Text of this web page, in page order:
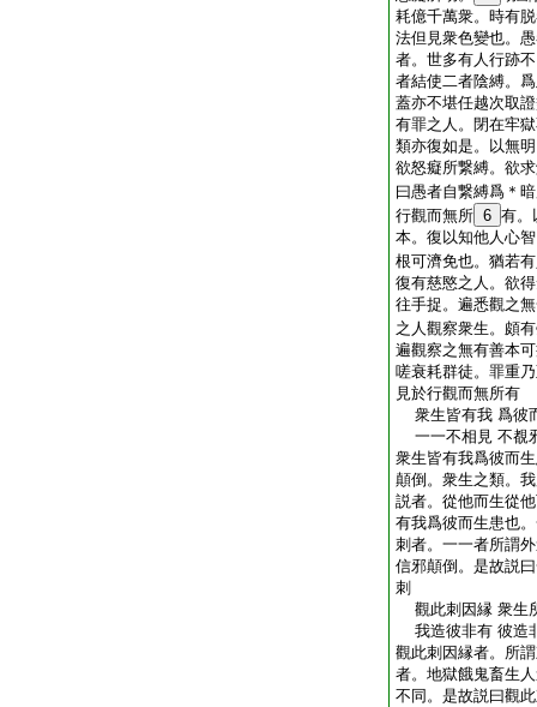
耗億千萬衆。時有
法但見衆色變也。
者。世多有人行跡
者結使二者陰縛。
蓋亦不堪任越次取
有罪之人。閉在牢
類亦復如是。以無
欲怒癡所繋縛。欲
曰愚者自繋縛爲＊
行觀而無所 6 有。
本。復以知他人心
根可濟免也。猶若
復有慈愍之人。欲
往手捉。遍悉觀之
之人觀察衆生。頗
遍觀察之無有善本
嗟衰耗群徒。罪重
見於行觀而無所有
衆生皆有我 爲彼
一一不相見 不覩
衆生皆有我爲彼而
顛倒。衆生之類。
説者。從他而生從
有我爲彼而生患也
刺者。一一者所謂
信邪顛倒。是故説
刺
觀此刺因縁 衆生
我造彼非有 彼造
觀此刺因縁者。所
者。地獄餓鬼畜生
不同。是故説曰觀